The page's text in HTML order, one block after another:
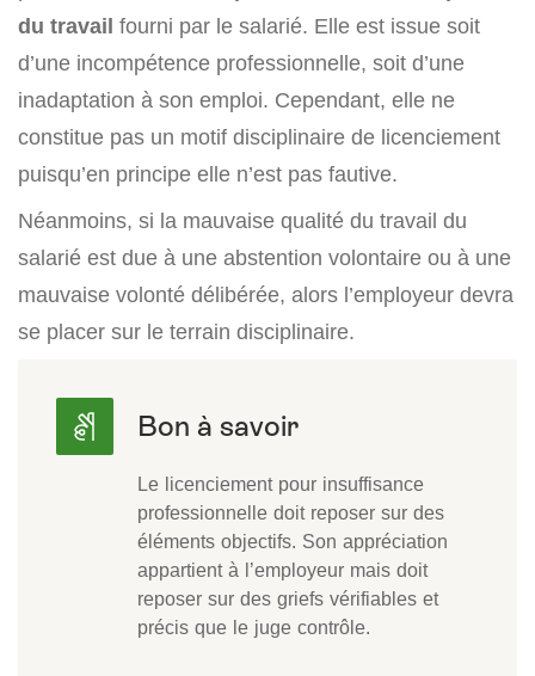
du travail fourni par le salarié. Elle est issue soit
d’une incompétence professionnelle, soit d’une
inadaptation à son emploi. Cependant, elle ne
constitue pas un motif disciplinaire de licenciement
puisqu’en principe elle n’est pas fautive.
Néanmoins, si la mauvaise qualité du travail du
salarié est due à une abstention volontaire ou à une
mauvaise volonté délibérée, alors l’employeur devra
se placer sur le terrain disciplinaire.
Le licenciement pour insuffisance
professionnelle doit reposer sur des
éléments objectifs. Son appréciation
appartient à l’employeur mais doit
reposer sur des griefs vérifiables et
précis que le juge contrôle.